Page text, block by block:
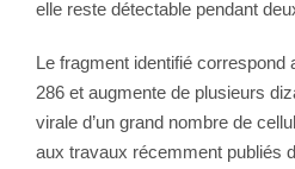
elle reste détectable pendant
Le fragment identifié correspond
286 et augmente de plusieurs
virale d’un grand nombre de
aux travaux récemment publiés